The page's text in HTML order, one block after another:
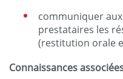
communiquer
prestataires les
(restitution orale
Connaissances